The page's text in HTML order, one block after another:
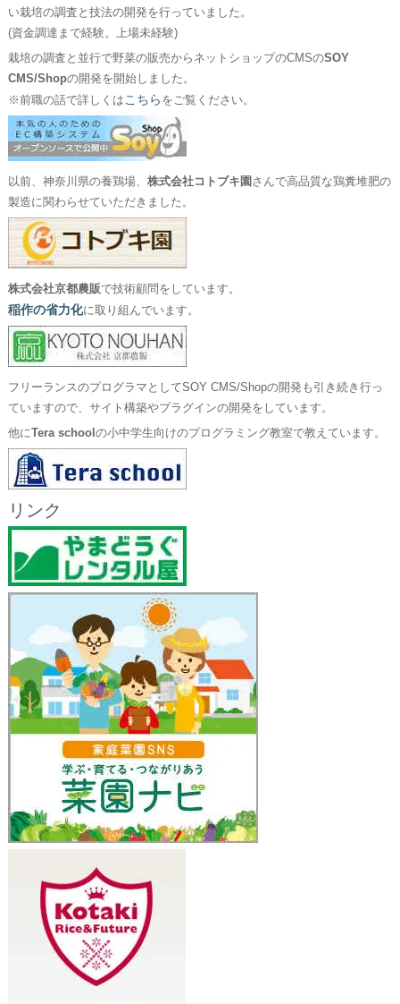
い栽培の調査と技法の開発を行っていました。
(資金調達まで経験。上場未経験)
栽培の調査と並行で野菜の販売からネットショップのCMSのSOY
CMS/Shopの開発を開始しました。
※前職の話で詳しくは こちら をご覧ください。
以前、神奈川県の養鶏場、 株式会社コトブキ園 さんで高品質な鶏糞堆肥の
製造に関わらせていただきました。
株式会社京都農販で技術顧問をしています。
稲作の省力化に取り組んでいます。
フリーランスのプログラマとしてSOY CMS/Shopの開発も引き続き行っ
ていますので、サイト構築やプラグインの開発をしています。
他にTera school の小中学生向けのプログラミング教室で教えています。
リンク